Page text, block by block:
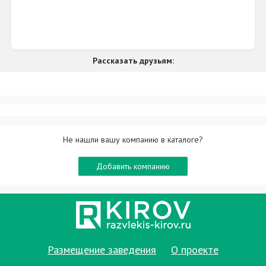
Рассказать друзьям:
Не нашли вашу компанию в каталоге?
Добавить компанию
Размещение заведения О проекте